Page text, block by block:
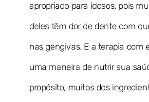
apropriado para idosos, pois
deles têm dor de dente com
nas gengivas. E a terapia com
uma maneira de nutrir sua
propósito, muitos dos